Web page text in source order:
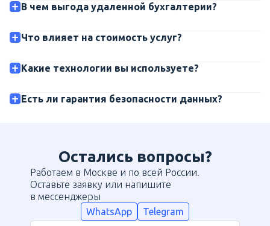
В чем выгода удаленной бухгалтерии?
Что влияет на стоимость услуг?
Какие технологии вы используете?
Есть ли гарантия безопасности данных?
Остались вопросы?
Работаем в Москве и по всей России.
Оставьте заявку или напишите
в мессенджеры
WhatsApp
Telegram